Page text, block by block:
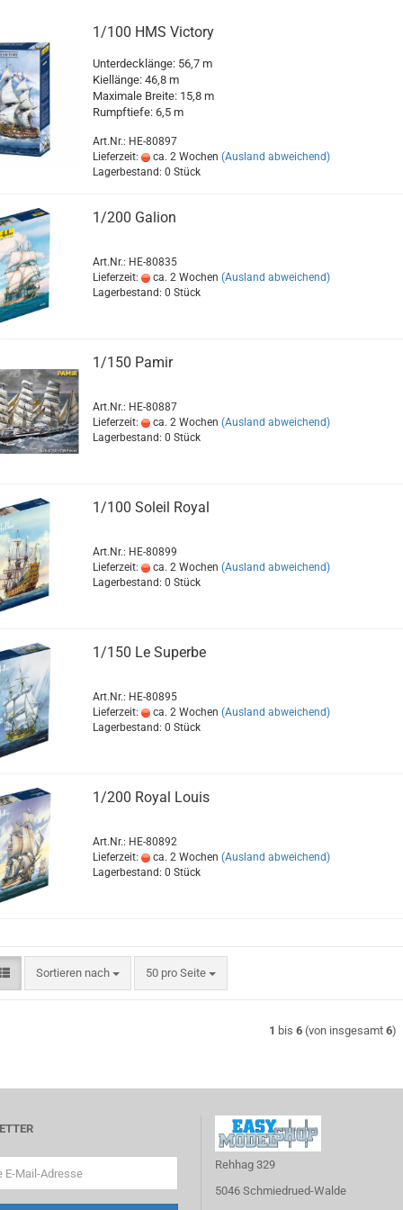
1/100 HMS Victory
Unterdecklänge: 56,7 m
Kiellänge: 46,8 m
Maximale Breite: 15,8 m
Rumpftiefe: 6,5 m
Art.Nr.: HE-80897
Lieferzeit:
ca. 2 Wochen (Ausland abweichend)
Lagerbestand: 0 Stück
1/200 Galion
Art.Nr.: HE-80835
Lieferzeit:
ca. 2 Wochen (Ausland abweichend)
Lagerbestand: 0 Stück
1/150 Pamir
Art.Nr.: HE-80887
Lieferzeit:
ca. 2 Wochen (Ausland abweichend)
Lagerbestand: 0 Stück
1/100 Soleil Royal
Art.Nr.: HE-80899
Lieferzeit:
ca. 2 Wochen (Ausland abweichend)
Lagerbestand: 0 Stück
1/150 Le Superbe
Art.Nr.: HE-80895
Lieferzeit:
ca. 2 Wochen (Ausland abweichend)
Lagerbestand: 0 Stück
1/200 Royal Louis
Art.Nr.: HE-80892
Lieferzeit:
ca. 2 Wochen (Ausland abweichend)
Lagerbestand: 0 Stück
Sortieren nach
Sortieren nach 50 pro Seite
pro Seite
1 bis6 (von insgesamt6)
Rehhag 329
5046 Schmiedrued-Walde